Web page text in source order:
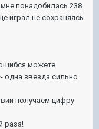
понадобилась 238
играл не сохраняясь
можете
одна звезда сильно
получаем цифру
раза!